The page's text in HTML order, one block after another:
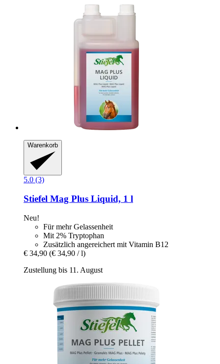
Warenkorb
5.0 (3)
Stiefel Mag Plus Liquid, 1 l
Neu!
Für mehr Gelassenheit
Mit 2% Tryptophan
Zusätzlich angereichert mit Vitamin B12
€ 34,90 (€ 34,90 / l)
Zustellung bis 11. August